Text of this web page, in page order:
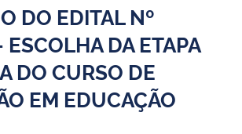
DO EDITAL Nº
DA ETAPA
DO CURSO DE
EM EDUCAÇÃO